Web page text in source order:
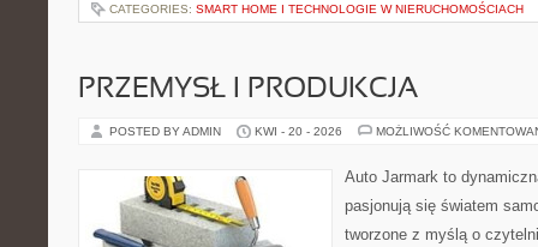
CATEGORIES: SMART HOME I TECHNOLOGIE W NIERUCHOMOŚCIACH
PRZEMYSŁ I PRODUKCJA
POSTED BY ADMIN KWI - 20 - 2026 MOŻLIWOŚĆ
Auto Jarmark to
pasjonują się światem
tworzone z myślą o